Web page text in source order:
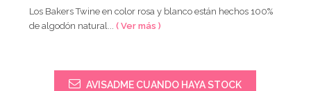
Los Bakers Twine en color rosa y blanco están hechos 100%
de algodón natural...( Ver más )
AVISADME CUANDO HAYA STOCK